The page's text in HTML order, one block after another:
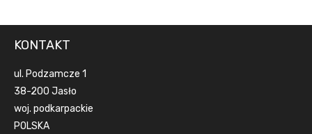
KONTAKT
ul. Podzamcze 1
38-200 Jasło
woj. podkarpackie
POLSKA